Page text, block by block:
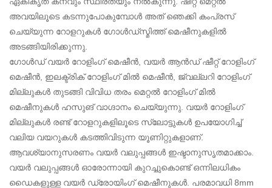
അവയിലൂടെ കടന്നുപോകുമ്പോൾ അത് ഞെക്കി കംപ്രസ്
ചെയ്യുന്ന റോളറുകൾ ഗോൾഡ്സ്മിത്ത് മെഷീനുകളിൽ
അടങ്ങിയിരിക്കുന്നു.
ഗോൾഡ് വയർ റോളിംഗ് മെഷീൻ, വയർ ആൻഡ് ഷീറ്റ് റോളിംഗ്
മെഷീൻ, ഇലക്ട്രിക് റോളിംഗ് മിൽ മെഷീൻ, ജ്വല്ലറി റോളിംഗ്
മില്ലുകൾ തുടങ്ങി വിവിധ തരം മെറ്റൽ റോളിംഗ് മിൽ
മെഷീനുകൾ ഹസുങ് വാഗ്ദാനം ചെയ്യുന്നു. വയർ റോളിംഗ്
മില്ലുകൾ രണ്ട് റോളറുകളിലൂടെ സ്ലോട്ടുകൾ ഉപയോഗിച്ച്
വലിയ വയറുകൾ കടത്തിവിടുന്ന യൂണിറ്റുകളാണ്.
ആവശ്യാനുസരണം വയർ വലുപ്പങ്ങൾ ഇഷ്ടാനുസൃതമാക്കാം.
വയർ വലുപ്പങ്ങൾ ഓരോന്നായി കുറച്ചുകൊണ്ട് ഒന്നിലധികം
ഡൈകളുള്ള വയർ ഡ്രോയിംഗ് മെഷീനുകൾ. പരമാവധി 8mm